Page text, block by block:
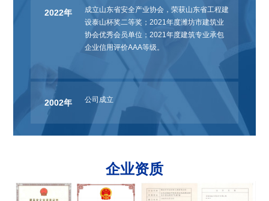
2022年
成立山东省安全产业协会，荣获山东省工程建
设泰山杯奖二等奖；2021年度潍坊市建筑业
协会优秀会员单位；2021年度建筑专业承包
企业信用评价AAA等级。
2002年 公司成立
2012年 自主研发平安消防云系统
企业资质